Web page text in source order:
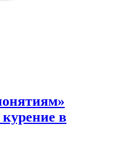
курение в